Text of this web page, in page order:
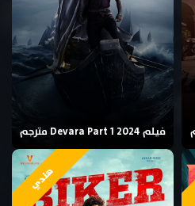
فيلم Devara Part 1 2024 مترجم
هندي